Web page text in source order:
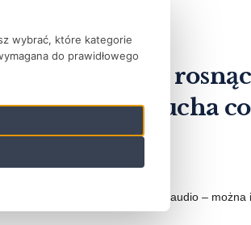
z najszybciej
audio słucha
w dostępie do nagrań audio – można
wybrać, które kategorie
do prawidłowego